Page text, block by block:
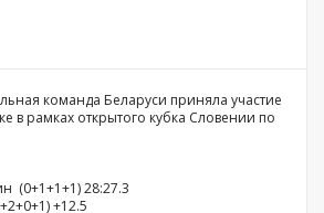
команда Беларуси приняла участие
в рамках открытого кубка Словении по
(0+1+1+1) 28:27.3
+12.5